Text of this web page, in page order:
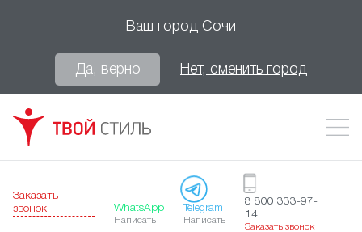
Ваш город Сочи
Да, верно Нет, сменить город
Заказать
звонок
WhatsApp
Написать
Telegram
Написать
8 800 333-97-
14
Заказать звонок